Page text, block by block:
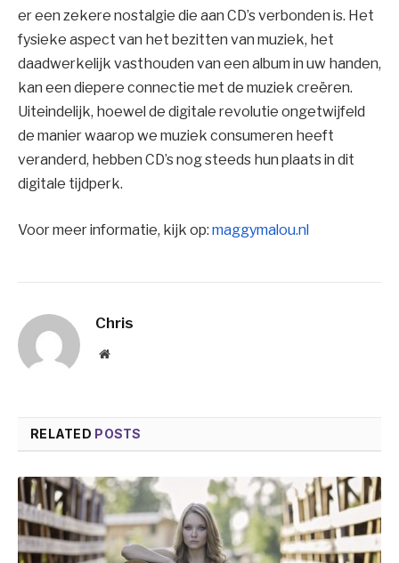
er een zekere nostalgie die aan CD’s verbonden is. Het
fysieke aspect van het bezitten van muziek, het
daadwerkelijk vasthouden van een album in uw handen,
kan een diepere connectie met de muziek creëren.
Uiteindelijk, hoewel de digitale revolutie ongetwijfeld
de manier waarop we muziek consumeren heeft
veranderd, hebben CD’s nog steeds hun plaats in dit
digitale tijdperk.
Voor meer informatie, kijk op: maggymalou.nl
Chris
Website
RELATED POSTS